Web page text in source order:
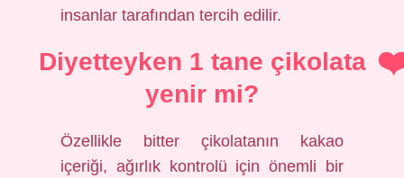
insanlar tarafından tercih edilir.
Diyetteyken 1 tane çikolata
yenir mi?
Özellikle bitter çikolatanın kakao
içeriği, ağırlık kontrolü için önemli bir